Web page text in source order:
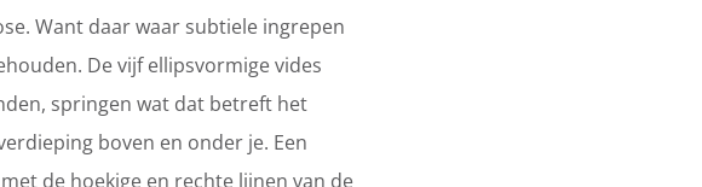
Want daar waar subtiele ingrepen
De vijf ellipsvormige vides
springen wat dat betreft het
boven en onder je. Een
de hoekige en rechte lijnen van de